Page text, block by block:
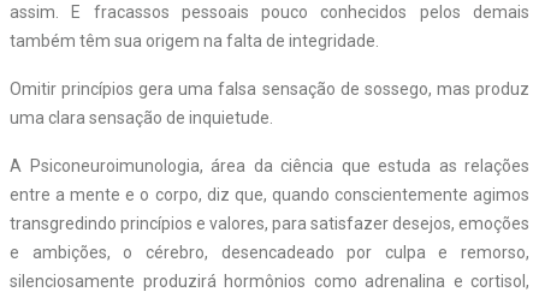
assim. E fracassos pessoais pouco conhecidos pelos demais
também têm sua origem na falta de integridade.
Omitir princípios gera uma falsa sensação de sossego, mas produz
uma clara sensação de inquietude.
A Psiconeuroimunologia, área da ciência que estuda as relações
entre a mente e o corpo, diz que, quando conscientemente agimos
transgredindo princípios e valores, para satisfazer desejos, emoções
e ambições, o cérebro, desencadeado por culpa e remorso,
silenciosamente produzirá hormônios como adrenalina e cortisol,